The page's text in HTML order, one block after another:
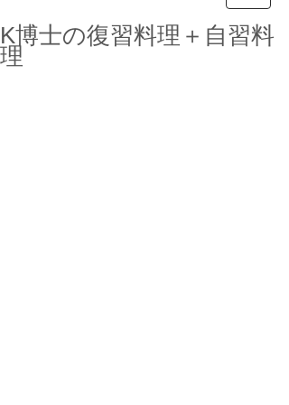
K博士の復習料理＋自習料
理